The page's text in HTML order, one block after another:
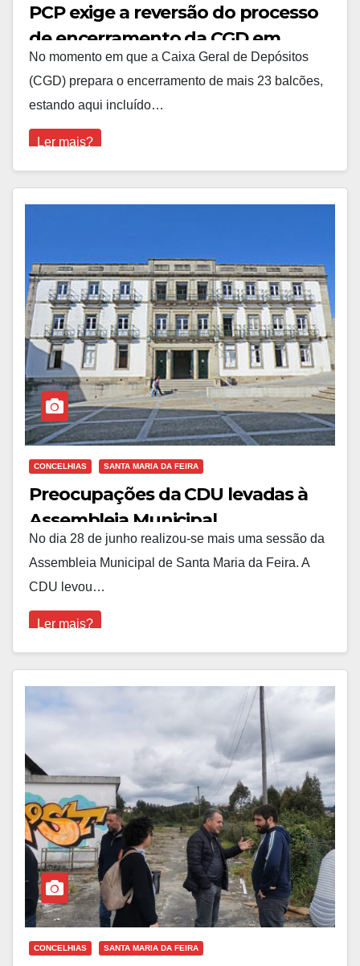
PCP exige a reversão do processo
de encerramento da CGD em
Lobão
No momento em que a Caixa Geral de Depósitos
(CGD) prepara o encerramento de mais 23 balcões,
estando aqui incluído…
Ler mais?
CONCELHIAS SANTA MARIA DA FEIRA
Preocupações da CDU levadas à
Assembleia Municipal
No dia 28 de junho realizou-se mais uma sessão da
Assembleia Municipal de Santa Maria da Feira. A
CDU levou…
Ler mais?
CONCELHIAS SANTA MARIA DA FEIRA